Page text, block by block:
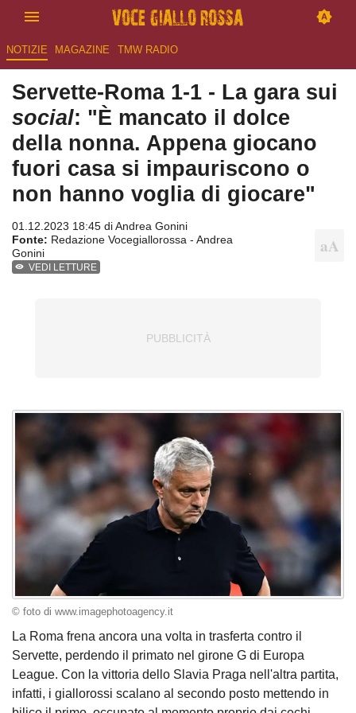
NOTIZIE MAGAZINE TMW RADIO
Servette-Roma 1-1 - La gara sui
social: "È mancato il dolce
della nonna. Appena giocano
fuori casa si impauriscono o
non hanno voglia di giocare"
01.12.2023 18:45 diAndrea Gonini
Fonte: Redazione Vocegiallorossa - Andrea
Gonini
VEDI LETTURE
© foto di www.imagephotoagency.it
La Roma frena ancora una volta in trasferta contro il
Servette, perdendo il primato nel girone G di Europa
League. Con la vittoria dello Slavia Praga nell'altra partita,
infatti, i giallorossi scalano al secondo posto mettendo in